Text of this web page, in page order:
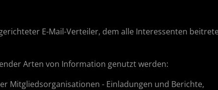
E-Mail-Verteiler, dem alle Interessenten
Arten von Information genutzt werden:
Mitgliedsorganisationen - Einladungen und Berichte,